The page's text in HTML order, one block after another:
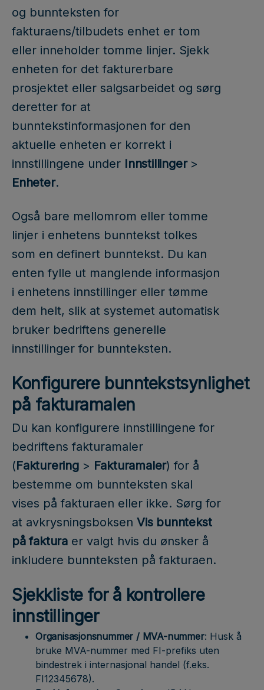
og bunnteksten for
fakturaens/tilbudets enhet er tom
eller inneholder tomme linjer. Sjekk
enheten for det fakturerbare
prosjektet eller salgsarbeidet og sørg
deretter for at
bunntekstinformasjonen for den
aktuelle enheten er korrekt i
innstillingene under Innstillinger >
Enheter.
Også bare mellomrom eller tomme
linjer i enhetens bunntekst tolkes
som en definert bunntekst. Du kan
enten fylle ut manglende informasjon
i enhetens innstillinger eller tømme
dem helt, slik at systemet automatisk
bruker bedriftens generelle
innstillinger for bunnteksten.
Konfigurere bunntekstsynlighet
på fakturamalen
Du kan konfigurere innstillingene for
bedriftens fakturamaler
(Fakturering > Fakturamaler) for å
bestemme om bunnteksten skal
vises på fakturaen eller ikke. Sørg for
at avkrysningsboksen Vis bunntekst
på faktura er valgt hvis du ønsker å
inkludere bunnteksten på fakturaen.
Sjekkliste for å kontrollere
innstillinger
Organisasjonsnummer / MVA-nummer: Husk å
bruke MVA-nummer med FI-prefiks uten
bindestrek i internasjonal handel (f.eks.
FI12345678).